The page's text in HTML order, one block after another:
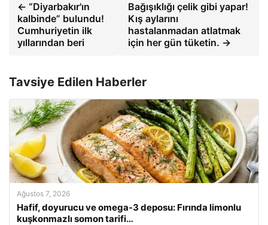
← “Diyarbakır'ın
kalbinde” bulundu!
Cumhuriyetin ilk
yıllarından beri
Bağışıklığı çelik gibi yapar!
Kış aylarını
hastalanmadan atlatmak
için her gün tüketin. →
Tavsiye Edilen Haberler
Ağustos 7, 2026
Hafif, doyurucu ve omega-3 deposu: Fırında limonlu
kuşkonmazlı somon tarifi…